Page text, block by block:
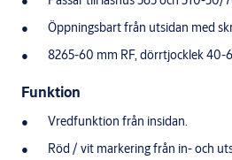
Öppningsbart från utsidan med
8265-60 mm RF, dörrtjocklek 40-
Funktion
Vredfunktion från insidan.
Röd / vit markering från in- och